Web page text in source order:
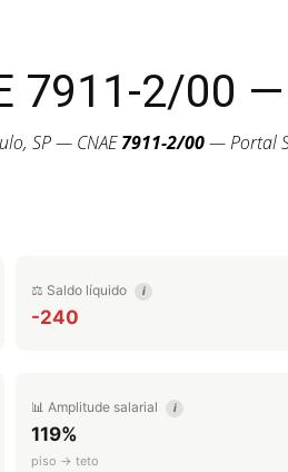
7911-2/00 —
SP — CNAE7911-2/00— Portal
⚖️ Saldo líquido i
-240
📊 Amplitude salarial i
119%
piso → teto